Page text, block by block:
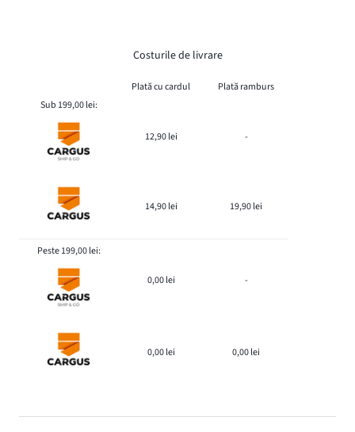
Costurile de livrare
Plată cu cardul
Plată ramburs
Sub 199,00 lei:
12,90 lei -
14,90 lei 19,90 lei
Peste 199,00 lei:
0,00 lei -
0,00 lei 0,00 lei